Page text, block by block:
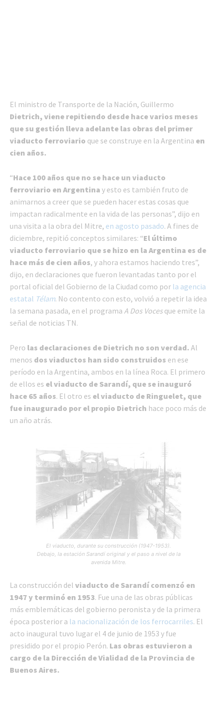
El ministro de Transporte de la Nación, Guillermo
Dietrich, viene repitiendo desde hace varios meses
que su gestión lleva adelante las obras del primer
viaducto ferroviario que se construye en la Argentina en
cien años.
“Hace 100 años que no se hace un viaducto
ferroviario en Argentina y esto es también fruto de
animarnos a creer que se pueden hacer estas cosas que
impactan radicalmente en la vida de las personas”, dijo en
una visita a la obra del Mitre, en agosto pasado. A fines de
diciembre, repitió conceptos similares: “El último
viaducto ferroviario que se hizo en la Argentina es de
hace más de cien años, y ahora estamos haciendo tres”,
dijo, en declaraciones que fueron levantadas tanto por el
portal oficial del Gobierno de la Ciudad como por la agencia
estatal Télam. No contento con esto, volvió a repetir la idea
la semana pasada, en el programa A Dos Voces que emite la
señal de noticias TN.
Pero las declaraciones de Dietrich no son verdad. Al
menos dos viaductos han sido construidos en ese
período en la Argentina, ambos en la línea Roca. El primero
de ellos es el viaducto de Sarandí, que se inauguró
hace 65 años. El otro es el viaducto de Ringuelet, que
fue inaugurado por el propio Dietrich hace poco más de
un año atrás.
El viaducto, durante su construcción (1947-1953).
Debajo, la estación Sarandí original y el paso a nivel de la
avenida Mitre.
La construcción del viaducto de Sarandí comenzó en
1947 y terminó en 1953. Fue una de las obras públicas
más emblemáticas del gobierno peronista y de la primera
época posterior a la nacionalización de los ferrocarriles. El
acto inaugural tuvo lugar el 4 de junio de 1953 y fue
presidido por el propio Perón. Las obras estuvieron a
cargo de la Dirección de Vialidad de la Provincia de
Buenos Aires.